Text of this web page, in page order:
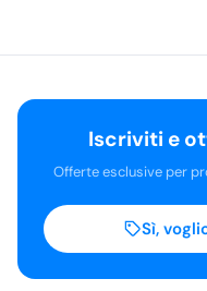
Iscriviti e
Offerte esclusive per
Sì,